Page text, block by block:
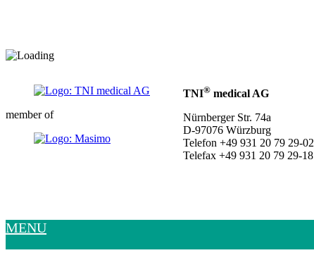
member of
TNI® medical AG
Nürnberger Str. 74a
D-97076 Würzburg
Telefon +49 931 20 79 29-02
Telefax +49 931 20 79 29-18
MENU